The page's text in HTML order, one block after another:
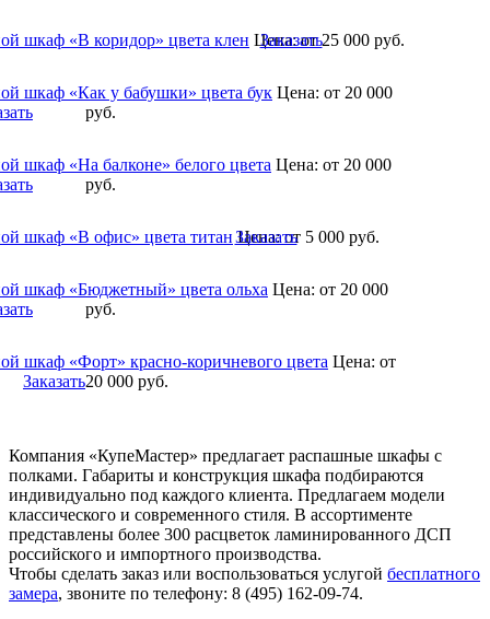
шкаф «В коридор» цвета клен Цена:от 25 000 руб.
Заказать
шкаф «Как у бабушки» цвета бук Цена: от 20 000
руб.
шкаф «На балконе» белого цвета Цена: от 20 000
руб.
шкаф «В офис» цвета титан Цена:от 5 000 руб.
Заказать
шкаф «Бюджетный» цвета ольха Цена: от 20 000
руб.
шкаф «Форт» красно-коричневого цвета Цена: от
20 000руб.
Заказать
Компания «КупеМастер» предлагает распашные шкафы с
полками. Габариты и конструкция шкафа подбираются
индивидуально под каждого клиента. Предлагаем модели
классического и современного стиля. В ассортименте
представлены более 300 расцветок ламинированного ДСП
российского и импортного производства.
Чтобы сделать заказ или воспользоваться услугой бесплатного
замера, звоните по телефону: 8 (495) 162-09-74.